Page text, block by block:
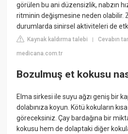
görülen bu ani düzensizlik, nabzın
ritminin değişmesine neden olabilir.
durumlarda sinirsel aktiviteleri de
Kaynak kaldırma talebi |Cevabın
medicana.com.tr
Bozulmuş et kokusu
Elma sirkesi ile suyu ağzı geniş bir
dolabınıza koyun. Kötü kokuların
göreceksiniz. Çay bardağına bir
kokusu hem de dolaptaki diğer